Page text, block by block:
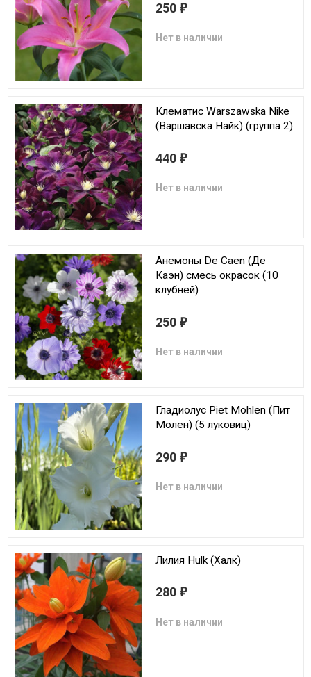
250 ₽
Нет в наличии
Клематис Warszawska Nike
(Варшавска Найк) (группа 2)
440 ₽
Нет в наличии
Анемоны De Caen (Де
Каэн) смесь окрасок (10
клубней)
250 ₽
Нет в наличии
Гладиолус Piet Mohlen (Пит
Молен) (5 луковиц)
290 ₽
Нет в наличии
Лилия Hulk (Халк)
280 ₽
Нет в наличии